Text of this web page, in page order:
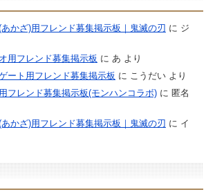
あかざ)用フレンド募集掲示板｜鬼滅の刃 に ジ
用フレンド募集掲示板 に あ より
ート用フレンド募集掲示板 に こうだいより
フレンド募集掲示板(モンハンコラボ)に 匿名
あかざ)用フレンド募集掲示板｜鬼滅の刃 に イ